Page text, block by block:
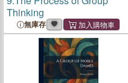
Thinking
無庫存